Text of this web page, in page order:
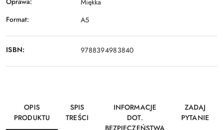
Format:
A5
ISBN: 9788394983840
OPIS
PRODUKTU
SPIS
TREŚCI
INFORMACJE
DOT.
BEZPIECZEŃSTWA
ZADAJ
PYTANIE